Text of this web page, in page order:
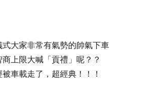
大家非常有氣勢的帥氣下車
上限大喊「貢禮」呢？？
車載走了，超經典！！！